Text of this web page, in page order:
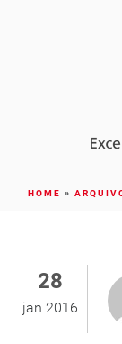
HOME »
28
jan 2016